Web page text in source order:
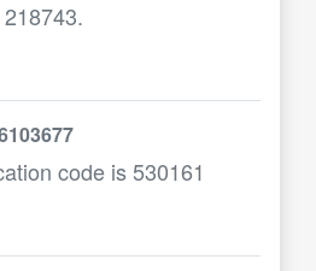
code is 530161